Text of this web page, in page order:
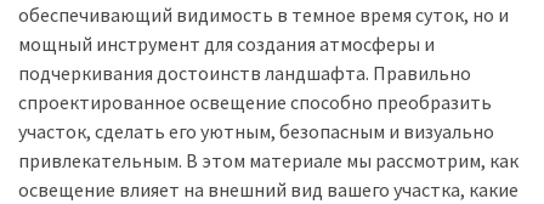
обеспечивающий видимость в темное время суток, но и
мощный инструмент для создания атмосферы и
подчеркивания достоинств ландшафта. Правильно
спроектированное освещение способно преобразить
участок, сделать его уютным, безопасным и визуально
привлекательным. В этом материале мы рассмотрим, как
освещение влияет на внешний вид вашего участка, какие